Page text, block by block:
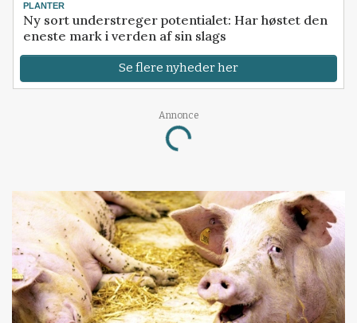
PLANTER
Ny sort understreger potentialet: Har høstet den
eneste mark i verden af sin slags
Se flere nyheder her
Annonce
Loading...